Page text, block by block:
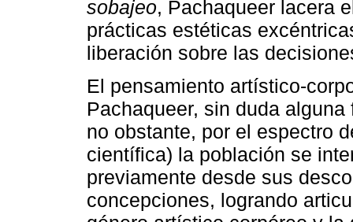
sobajeo, Pachaqueer lacera
prácticas estéticas
liberación sobre las
El pensamiento artístico-
Pachaqueer, sin duda
no obstante, por el espectro
científica) la población se
previamente desde sus
concepciones, logrando